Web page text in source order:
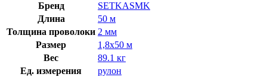
Бренд
SETKASMK
Длина
50 м
Толщина проволоки 2 мм
Размер
1,8х50 м
Вес
89.1 кг
Ед. измерения
рулон